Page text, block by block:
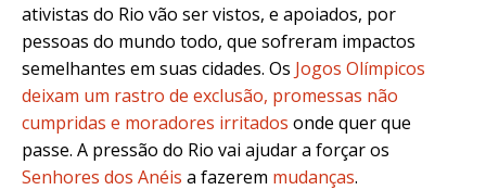
ativistas do Rio vão ser vistos, e apoiados, por
pessoas do mundo todo, que sofreram impactos
semelhantes em suas cidades. Os Jogos Olímpicos
deixam um rastro de exclusão, promessas não
cumpridas e moradores irritados onde quer que
passe. A pressão do Rio vai ajudar a forçar os
Senhores dos Anéis a fazerem mudanças.